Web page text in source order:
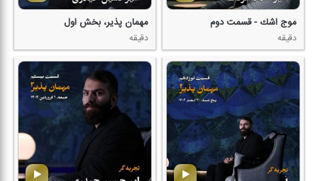
موج اشك - قسمت دوم
دقیقه
مهمان پذیر، بخش اول
دقیقه